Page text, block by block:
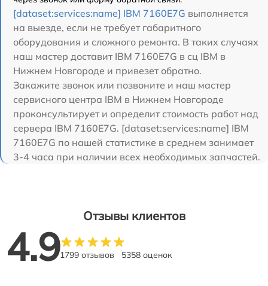
[dataset:services:name] IBM 7160E7G выполняется
на выезде, если не требует габаритного
оборудования и сложного ремонта. В таких случаях
наш мастер доставит IBM 7160E7G в сц IBM в
Нижнем Новгороде и привезет обратно.
Закажите звонок или позвоните и наш мастер
сервисного центра IBM в Нижнем Новгороде
проконсультирует и определит стоимость работ над
сервера IBM 7160E7G. [dataset:services:name] IBM
7160E7G по нашей статистике в среднем занимает
3-4 часа при наличии всех необходимых запчастей.
Отзывы клиентов
4.91799 отзывов 5358 оценок